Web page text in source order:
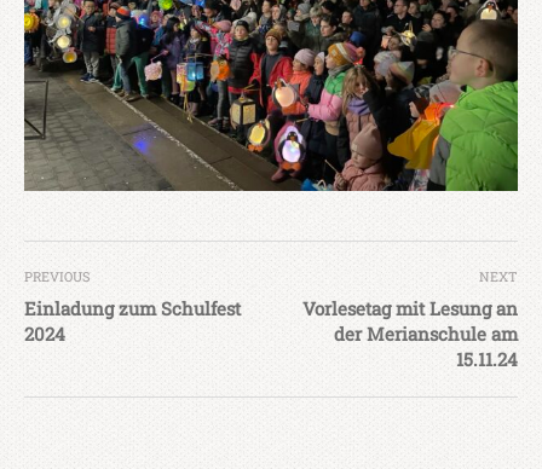
PREVIOUS
Einladung zum Schulfest
2024
NEXT
Vorlesetag mit Lesung an
der Merianschule am
15.11.24